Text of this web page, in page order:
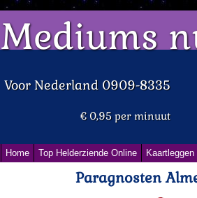
Mediums
Voor Nederland 0909-8335
€ 0,95 per minuut
Home Top Helderziende Online
Paragnosten